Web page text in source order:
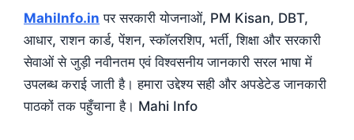
MahiInfo.in पर सरकारी योजनाओं, PM Kisan, DBT,
आधार, राशन कार्ड, पेंशन, स्कॉलरशिप, भर्ती, शिक्षा और सरकारी
सेवाओं से जुड़ी नवीनतम एवं विश्वसनीय जानकारी सरल भाषा में
उपलब्ध कराई जाती है। हमारा उद्देश्य सही और अपडेटेड जानकारी
पाठकों तक पहुँचाना है। Mahi Info